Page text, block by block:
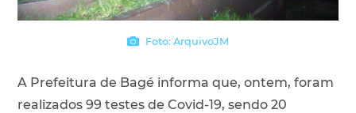
Foto: ArquivoJM
A Prefeitura de Bagé informa que, ontem, foram
realizados 99 testes de Covid-19, sendo 20